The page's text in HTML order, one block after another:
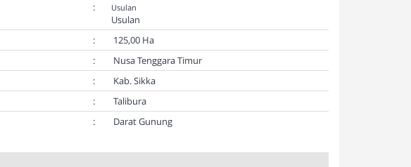
: Usulan
Usulan
:
125,00 Ha
:
Nusa Tenggara Timur
:
Kab. Sikka
:
Talibura
: Darat Gunung